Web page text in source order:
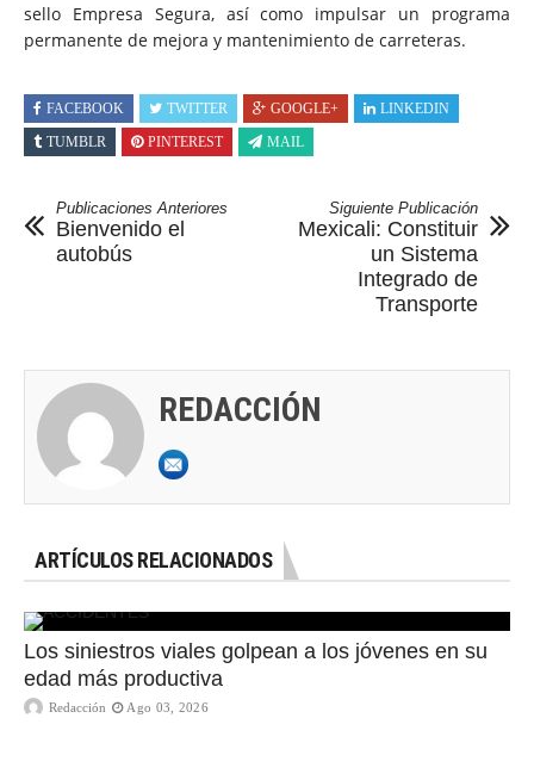
sello Empresa Segura, así como impulsar un programa
permanente de mejora y mantenimiento de carreteras.
FACEBOOK TWITTER GOOGLE+
LINKEDIN
TUMBLR
PINTEREST MAIL
Publicaciones Anteriores
Bienvenido el
autobús
Siguiente Publicación
Mexicali: Constituir
un Sistema
Integrado de
Transporte
REDACCIÓN
ARTÍCULOS RELACIONADOS
Los siniestros viales golpean a los jóvenes en su
edad más productiva
Redacción Ago 03, 2026